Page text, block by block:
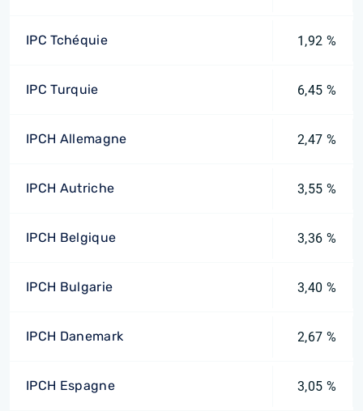
IPC Tchéquie 1,92 %
IPC Turquie 6,45 %
IPCH Allemagne 2,47 %
IPCH Autriche 3,55 %
IPCH Belgique 3,36 %
IPCH Bulgarie 3,40 %
IPCH Danemark 2,67 %
IPCH Espagne 3,05 %